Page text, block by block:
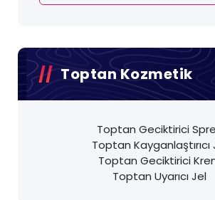
Toptan Kozmetik
Toptan Geciktirici
Toptan Kayganlaştırıcı
Toptan Geciktirici
Toptan Uyarıcı Jel